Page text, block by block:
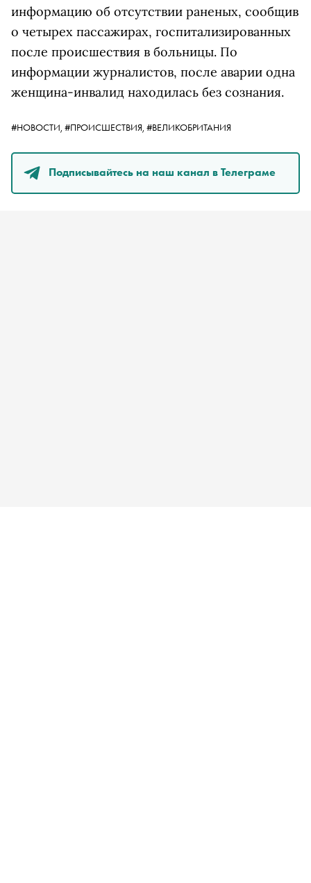
информацию об отсутствии раненых, сообщив
о четырех пассажирах, госпитализированных
после происшествия в больницы. По
информации журналистов, после аварии одна
женщина-инвалид находилась без сознания.
#НОВОСТИ, #ПРОИСШЕСТВИЯ, #ВЕЛИКОБРИТАНИЯ
Подписывайтесь на наш канал в Телеграме